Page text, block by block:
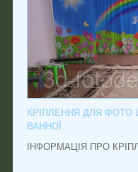
КРІПЛЕННЯ ДЛЯ
ВАННОЇ
ІНФОРМАЦІЯ ПРО